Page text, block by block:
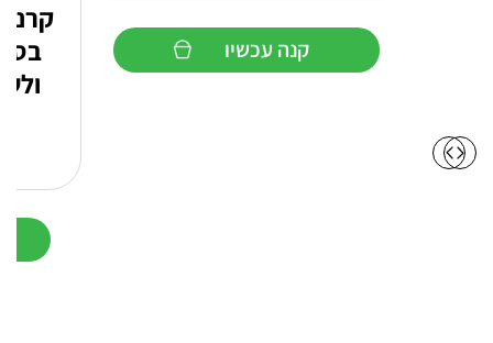
עד
⁦₪ 259⁩
קנה עכשיו